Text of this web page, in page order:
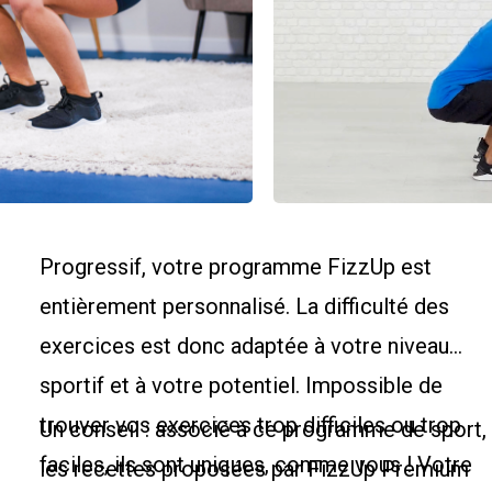
Progressif, votre programme FizzUp est
entièrement personnalisé. La difficulté des
exercices est donc adaptée à votre niveau
sportif et à votre potentiel. Impossible de
trouver vos exercices trop difficiles ou trop
faciles, ils sont uniques, comme vous ! Votre
Un conseil : associé à ce programme de sport,
les recettes proposées par FizzUp Premium